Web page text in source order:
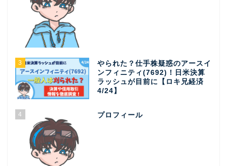
3
やられた？仕手株疑惑のアースイ
ンフィニティ(7692)！日米決算
ラッシュが目前に【ロキ兄経済
4/24】
4 プロフィール